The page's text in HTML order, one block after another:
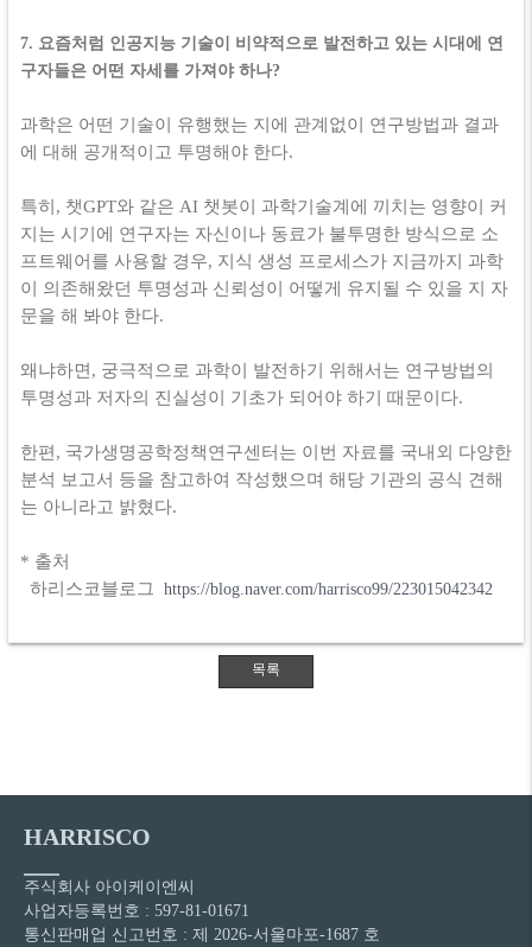
7. 요즘처럼 인공지능 기술이 비약적으로 발전하고 있는 시대에 연
구자들은 어떤 자세를 가져야 하나?
과학은 어떤 기술이 유행했는 지에 관계없이 연구방법과 결과
에 대해 공개적이고 투명해야 한다.
특히, 챗GPT와 같은 AI 챗봇이 과학기술계에 끼치는 영향이 커
지는 시기에 연구자는 자신이나 동료가 불투명한 방식으로 소
프트웨어를 사용할 경우, 지식 생성 프로세스가 지금까지 과학
이 의존해왔던 투명성과 신뢰성이 어떻게 유지될 수 있을 지 자
문을 해 봐야 한다.
왜냐하면, 궁극적으로 과학이 발전하기 위해서는 연구방법의
투명성과 저자의 진실성이 기초가 되어야 하기 때문이다.
한편, 국가생명공학정책연구센터는 이번 자료를 국내외 다양한
분석 보고서 등을 참고하여 작성했으며 해당 기관의 공식 견해
는 아니라고 밝혔다.
* 출처
하리스코블로그 https://blog.naver.com/harrisco99/223015042342
HARRISCO
주식회사 아이케이엔씨
사업자등록번호 : 597-81-01671
통신판매업 신고번호 : 제 2026-서울마포-1687 호